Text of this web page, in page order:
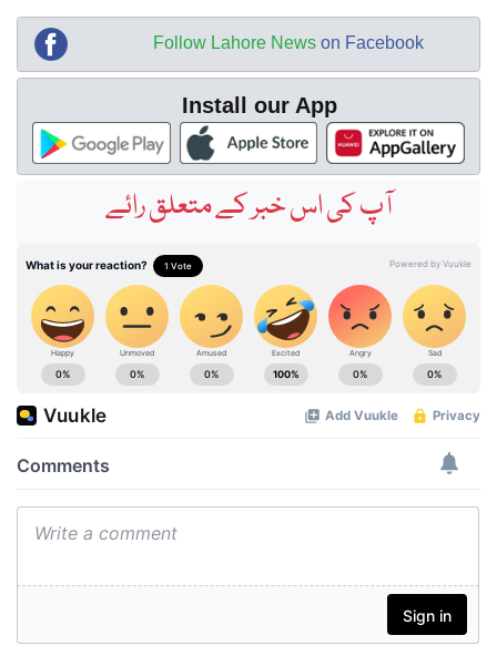
Follow Lahore News on Facebook
Install our App
آپ کی اس خبر کے متعلق رائے